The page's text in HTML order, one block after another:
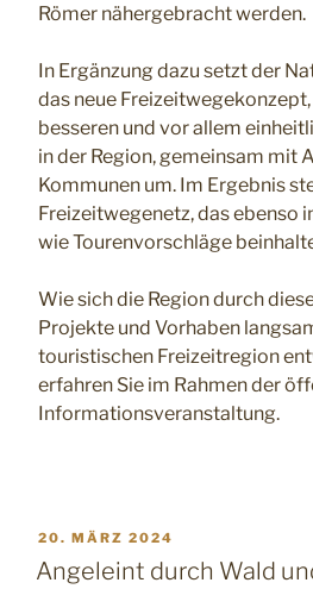
Römer nähergebracht werden.
In Ergänzung dazu setzt der
das neue
besseren und vor allem
in der Region, gemeinsam mit
Kommunen um. Im Ergebnis
Freizeitwegenetz, das ebenso
wie Tourenvorschläge
Wie sich die Region durch
Projekte und Vorhaben
touristischen Freizeitregion
erfahren Sie im Rahmen der
Informationsveranstaltung.
VERÖFFENTLICHT
AM
20. MÄRZ 2024
Angeleint durch Wald